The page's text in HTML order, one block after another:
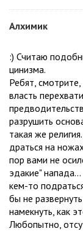
Алхимик
:) Считаю
цинизма.
Ребят,
власть
разрушить
такая же
драться на
пор вами не
эдакие"
кем-то
бы не
намекнуть, как
Любопытно,